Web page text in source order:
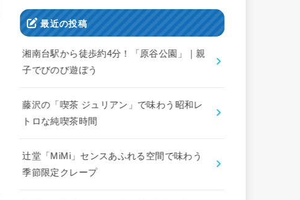
最近の投稿
湘南台駅から徒歩約4分！「原谷公園」｜親
子でびのび遊ぼう
藤沢の「喫茶 ジュリアン」で味わう昭和レ
トロな純喫茶時間
辻堂「MiMi」センスあふれる空間で味わう
季節限定クレープ